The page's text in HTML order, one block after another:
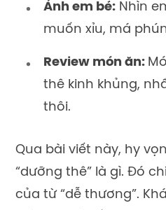
Ảnh em bé: Nhìn
muốn xỉu, má
Review món ăn:
thê kinh khủng,
thôi.
Qua bài viết này, hy
“dưỡng thê” là gì. Đó
của từ “dễ thương”.